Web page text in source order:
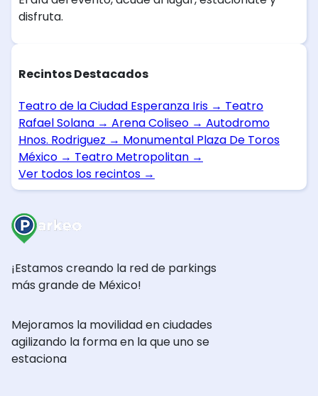
disfruta.
Recintos Destacados
Teatro de la Ciudad Esperanza Iris → Teatro
Rafael Solana → Arena Coliseo → Autodromo
Hnos. Rodriguez → Monumental Plaza De Toros
México → Teatro Metropolitan →
Ver todos los recintos →
¡Estamos creando la red de parkings
más grande de México!
Mejoramos la movilidad en ciudades
agilizando la forma en la que uno se
estaciona